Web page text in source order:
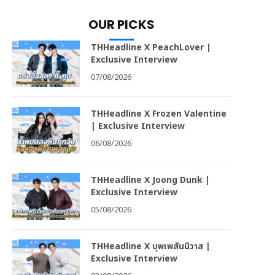
OUR PICKS
THHeadline X PeachLover |
Exclusive Interview
07/08/2026
THHeadline X Frozen Valentine
| Exclusive Interview
06/08/2026
THHeadline X Joong Dunk |
Exclusive Interview
05/08/2026
THHeadline X บุพเพสันนิวาส |
Exclusive Interview